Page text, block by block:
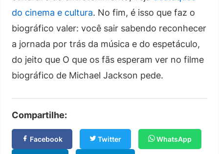
do cinema e cultura. No fim, é isso que faz o
biográfico valer: você sair sabendo reconhecer
a jornada por trás da música e do espetáculo,
do jeito que O que os fãs esperam ver no filme
biográfico de Michael Jackson pede.
Compartilhe:
Facebook Twitter WhatsApp